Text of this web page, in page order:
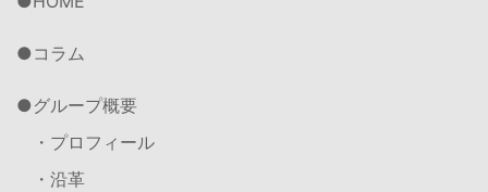
コラム
グループ概要
・プロフィール
・沿革